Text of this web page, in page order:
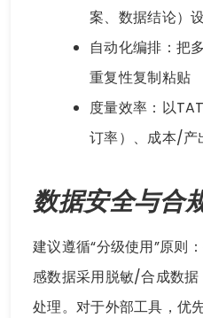
案、数据结论）
自动化编排：把
重复性复制粘贴
度量效率：以
订率）、成本/产
数据安全与合
建议遵循“分级使用”原则
感数据采用脱敏/合成数
处理。对于外部工具，优